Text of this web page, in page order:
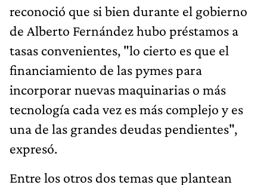
reconoció que si bien durante el gobierno
de Alberto Fernández hubo préstamos a
tasas convenientes, "lo cierto es que el
financiamiento de las pymes para
incorporar nuevas maquinarias o más
tecnología cada vez es más complejo y es
una de las grandes deudas pendientes",
expresó.
Entre los otros dos temas que plantean